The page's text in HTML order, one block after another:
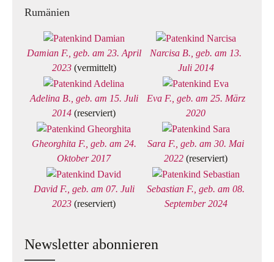
Rumänien
Damian F., geb. am 23. April
2023(vermittelt)
Narcisa B., geb. am 13.
Juli 2014
Adelina B., geb. am 15. Juli
2014 (reserviert)
Eva F., geb. am 25. März
2020
Gheorghita F., geb. am 24.
Oktober 2017
Sara F., geb. am 30. Mai
2022 (reserviert)
David F., geb. am 07. Juli
2023 (reserviert)
Sebastian F., geb. am 08.
September 2024
Newsletter abonnieren